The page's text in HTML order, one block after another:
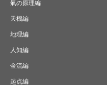
氣の原理編
天機編
地理編
人知編
金流編
起点編